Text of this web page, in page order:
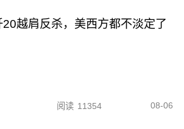
越肩反杀，美西方都不淡定了
阅读 11354 08-06